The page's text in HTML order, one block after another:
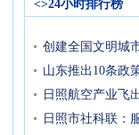
<>24小时排行榜
创建全国文明城
山东推出10条政
日照航空产业飞
日照市社科联：